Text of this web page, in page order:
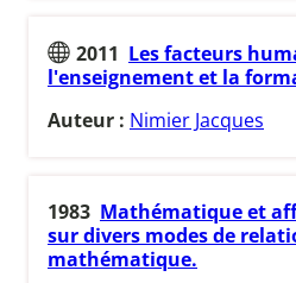
2011 Les facteurs
l'enseignement et la
Auteur : Nimier Jacques
1983 Mathématique et
sur divers modes de
mathématique.